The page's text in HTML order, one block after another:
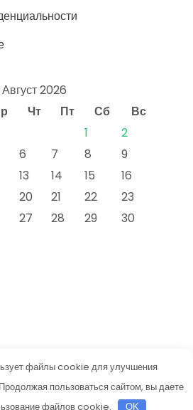
Август 2026
Чт Пт Сб
Вс
1
2
6 7 8
9
13 14 15
16
20 21 22
23
27 28 29
30
vkusneetut.ru
Grace Themes
файлы cookie для улучшения
пользоваться сайтом, вы даете
файлов cookie.
OK